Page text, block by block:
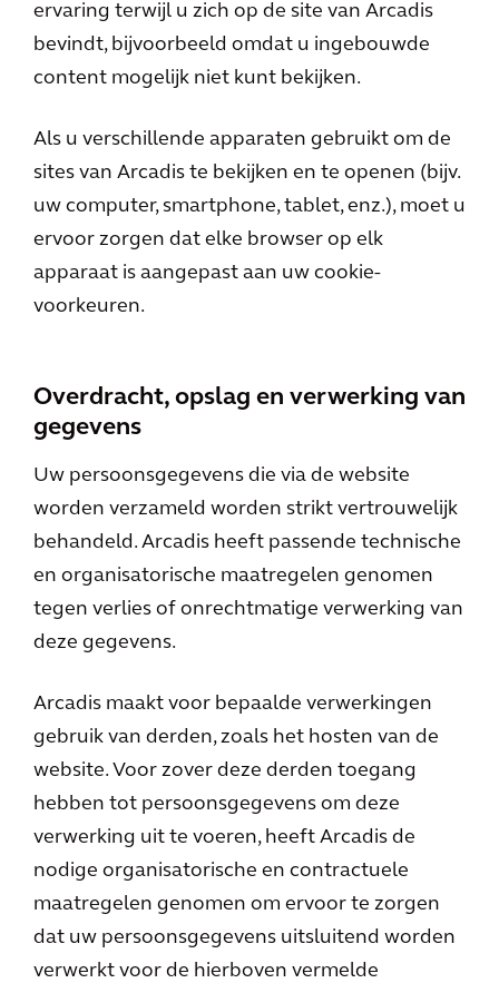
ervaring terwijl u zich op de site van Arcadis
bevindt, bijvoorbeeld omdat u ingebouwde
content mogelijk niet kunt bekijken.
Als u verschillende apparaten gebruikt om de
sites van Arcadis te bekijken en te openen (bijv.
uw computer, smartphone, tablet, enz.), moet u
ervoor zorgen dat elke browser op elk
apparaat is aangepast aan uw cookie-
voorkeuren.
Overdracht, opslag en verwerking van
gegevens
Uw persoonsgegevens die via de website
worden verzameld worden strikt vertrouwelijk
behandeld. Arcadis heeft passende technische
en organisatorische maatregelen genomen
tegen verlies of onrechtmatige verwerking van
deze gegevens.
Arcadis maakt voor bepaalde verwerkingen
gebruik van derden, zoals het hosten van de
website. Voor zover deze derden toegang
hebben tot persoonsgegevens om deze
verwerking uit te voeren, heeft Arcadis de
nodige organisatorische en contractuele
maatregelen genomen om ervoor te zorgen
dat uw persoonsgegevens uitsluitend worden
verwerkt voor de hierboven vermelde